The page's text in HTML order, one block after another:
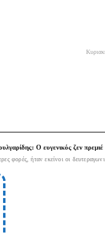
Ο ευγενικός ζεν πρεμιέ
φορές, ήταν εκείνοι οι